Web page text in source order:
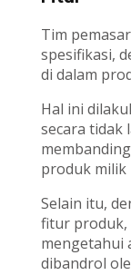
Tim
spesifikasi,
di dalam
Hal ini
secara tidak
produk
Selain itu,
fitur produk,
mengetahui
dibandrol